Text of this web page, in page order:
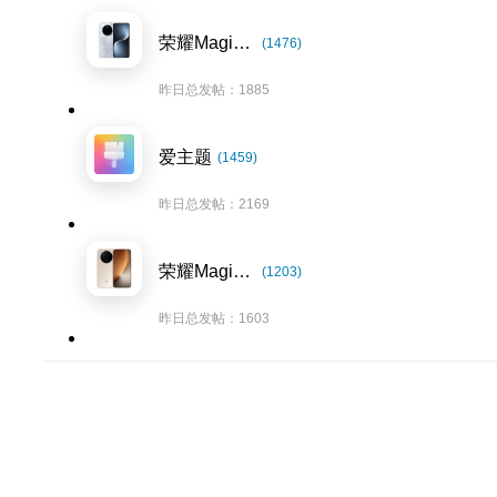
荣耀Magic7系列 (1476)
昨日总发帖：1885
爱主题 (1459)
昨日总发帖：2169
荣耀Magic8系列 (1203)
昨日总发帖：1603